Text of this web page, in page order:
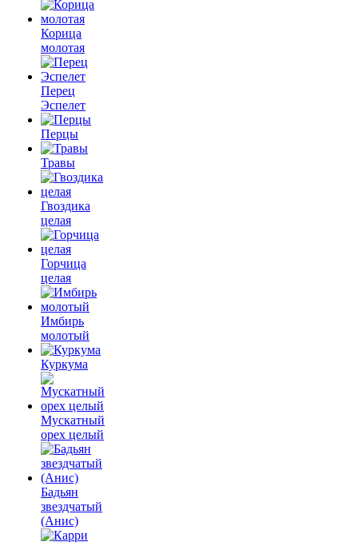
Корица
молотая
Перец
Эспелет
Перцы
Травы
Гвоздика
целая
Горчица
целая
Имбирь
молотый
Куркума
Мускатный
орех целый
Бадьян
звездчатый
(Анис)